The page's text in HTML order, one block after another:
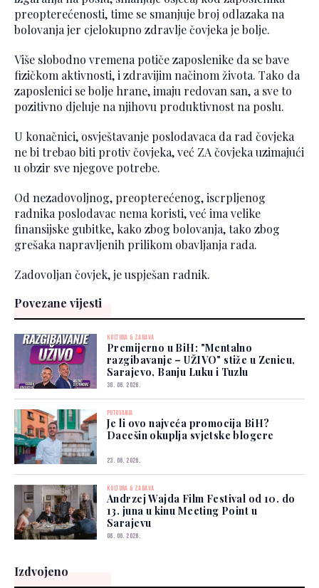
preopterećenosti, time se smanjuje broj odlazaka na
bolovanja jer cjelokupno zdravlje čovjeka je bolje.
Više slobodno vremena potiče zaposlenike da se bave
fizičkom aktivnosti, i zdravijim načinom života. Tako da
zaposlenici se bolje hrane, imaju redovan san, a sve to
pozitivno djeluje na njihovu produktivnost na poslu.
U konačnici, osvještavanje poslodavaca da rad čovjeka
ne bi trebao biti protiv čovjeka, već ZA čovjeka uzimajući
u obzir sve njegove potrebe.
Od nezadovoljnog, preopterećenog, iscrpljenog
radnika poslodavac nema koristi, već ima velike
finansijske gubitke, kako zbog bolovanja, tako zbog
grešaka napravljenih prilikom obavljanja rada.
Zadovoljan čovjek, je uspješan radnik.
Povezane vijesti
KULTURA & ZABAVA
Premijerno u BiH: "Mentalno
razgibavanje – UŽIVO" stiže u Zenicu,
Sarajevo, Banju Luku i Tuzlu
30. 06. 2026.
PUTOVANJA
Je li ovo najveća promocija BiH?
Dacešin okuplja svjetske blogere
23. 06. 2026.
KULTURA & ZABAVA
Andrzej Wajda Film Festival od 10. do
13. juna u kinu Meeting Point u
Sarajevu
06. 06. 2026.
Izdvojeno